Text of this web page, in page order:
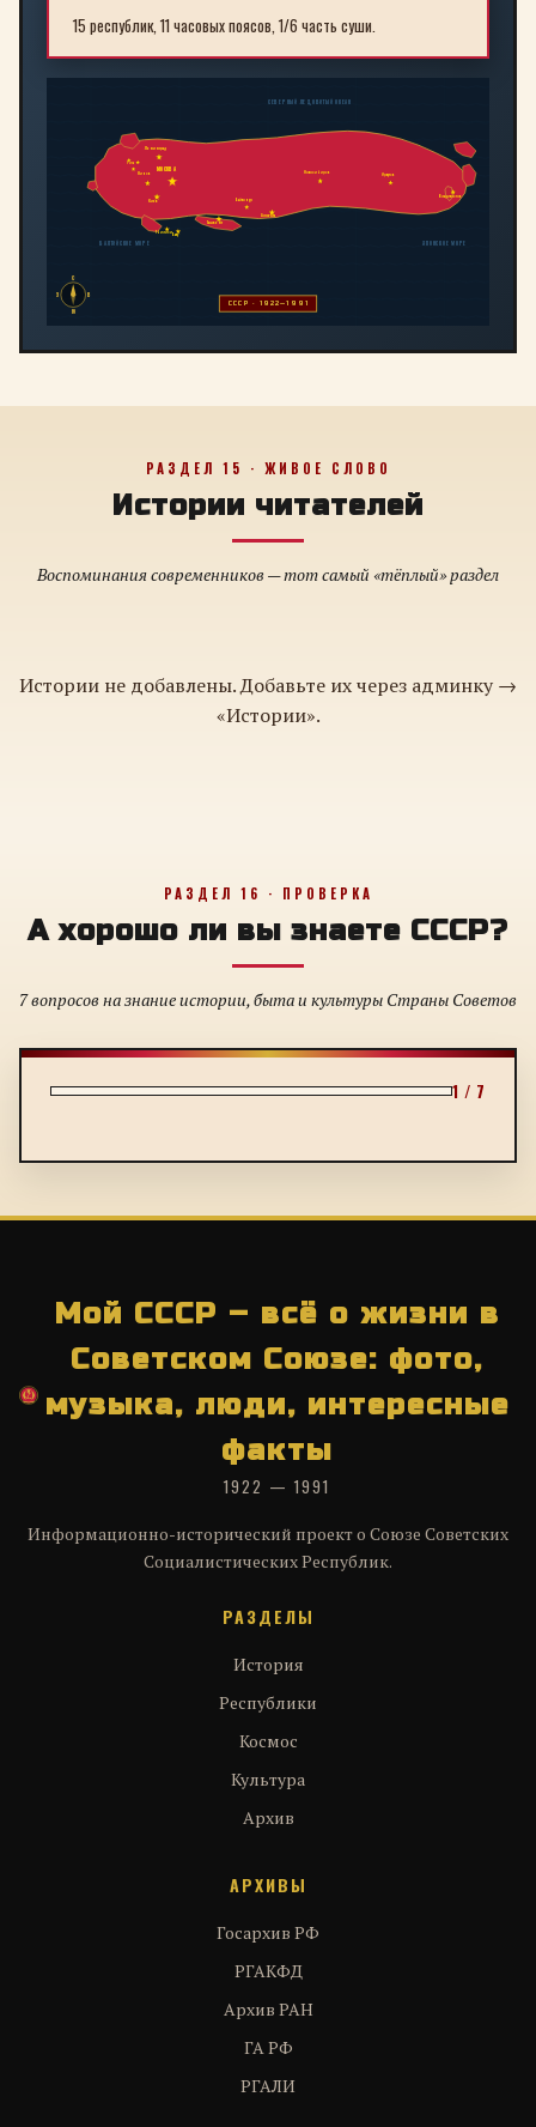
15 республик, 11 часовых поясов, 1/6 часть суши.
МОСКВА
Ленинград
Киев
Минск
Ташкент
Алма-Ата
Байконур
Новосибирск Иркутск
Владивосток
ТбилисиБаку
Рига
С
Ю
З
В
СССР · 1922—1991
БАЛТИЙСКОЕ МОРЕ
СЕВЕРНЫЙ ЛЕДОВИТЫЙ ОКЕАН
ЯПОНСКОЕ МОРЕ
РАЗДЕЛ 15 · ЖИВОЕ СЛОВО
Истории читателей
Воспоминания современников — тот самый «тёплый» раздел
Истории не добавлены. Добавьте их через админку →
«Истории».
РАЗДЕЛ 16 · ПРОВЕРКА
А хорошо ли вы знаете СССР?
7 вопросов на знание истории, быта и культуры Страны Советов
1 / 7
Мой СССР – всё о жизни в
Советском Союзе: фото,
музыка, люди, интересные
факты
1922 — 1991
Информационно-исторический проект о Союзе Советских
Социалистических Республик.
РАЗДЕЛЫ
История
Республики
Космос
Культура
Архив
АРХИВЫ
Госархив РФ
РГАКФД
Архив РАН
ГА РФ
РГАЛИ